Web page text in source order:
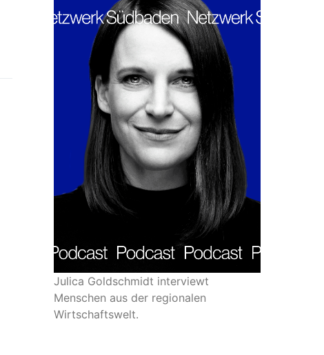
Julica Goldschmidt interviewt
Menschen aus der regionalen
Wirtschaftswelt.